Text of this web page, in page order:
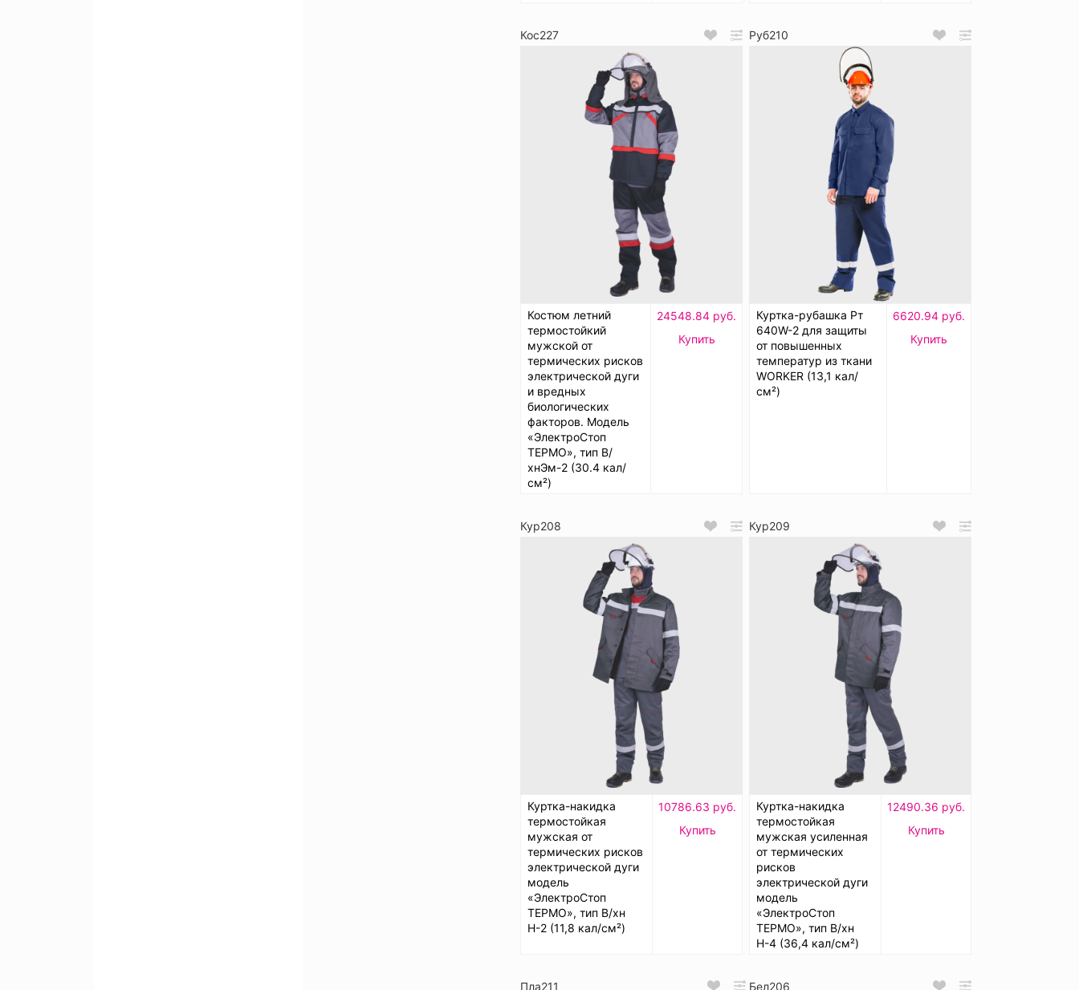
Кос227
Костюм летний
термостойкий
мужской от
термических рисков
электрической дуги
и вредных
биологических
факторов. Модель
«ЭлектроСтоп
ТЕРМО», тип В/
хнЭм-2 (30.4 кал/
см²)
24548.84 руб.
Купить
Руб210
Куртка-рубашка Рт
640W-2 для защиты
от повышенных
температур из ткани
WORKER (13,1 кал/
см²)
6620.94 руб.
Купить
Кур208
Куртка-накидка
термостойкая
мужская от
термических рисков
электрической дуги
модель
«ЭлектроСтоп
ТЕРМО», тип В/хн
Н-2 (11,8 кал/см²)
10786.63 руб.
Купить
Кур209
Куртка-накидка
термостойкая
мужская усиленная
от термических
рисков
электрической дуги
модель
«ЭлектроСтоп
ТЕРМО», тип В/хн
Н-4 (36,4 кал/см²)
12490.36 руб.
Купить
Пла211 Бел206